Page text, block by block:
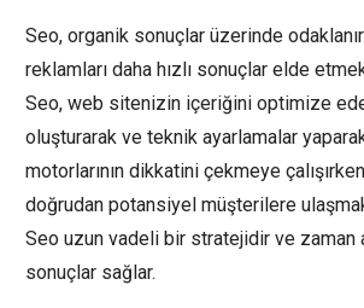
Seo, organik sonuçlar üzerinde
reklamları daha hızlı sonuçlar elde
Seo, web sitenizin içeriğini optimize
oluşturarak ve teknik ayarlamalar
motorlarının dikkatini çekmeye
doğrudan potansiyel müşterilere
Seo uzun vadeli bir stratejidir ve zaman
sonuçlar sağlar.